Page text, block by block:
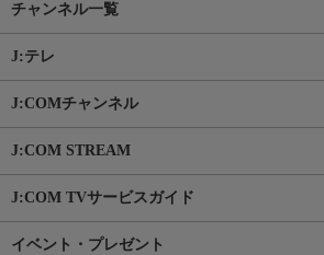
チャンネル一覧
J:テレ
J:COMチャンネル
J:COM STREAM
J:COM TVサービスガイド
イベント・プレゼント